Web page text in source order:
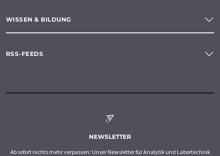
WISSEN & BILDUNG
RSS-FEEDS
NEWSLETTER
Ab sofort nichts mehr verpassen: Unser Newsletter für Analytik und Labortechnik